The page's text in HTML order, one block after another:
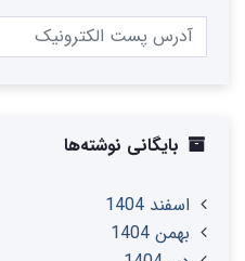
بایگانی نوشته‌ها
اسفند 1404
بهمن 1404